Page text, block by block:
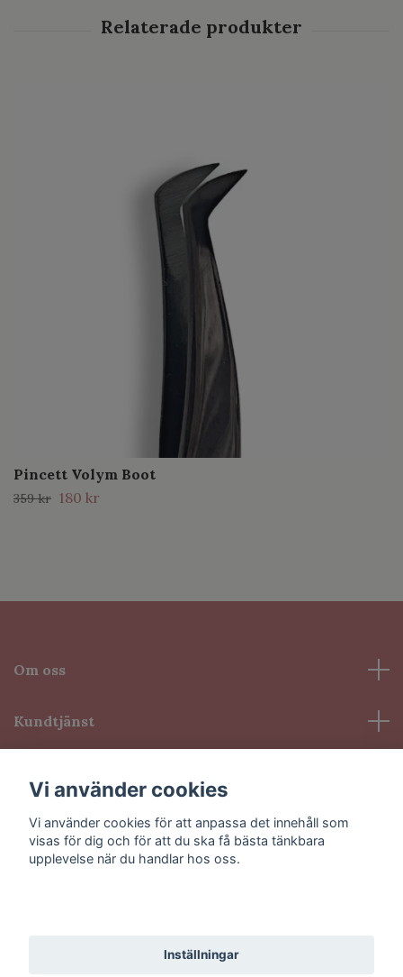
Pincett Volym Boot
359 kr 180 kr
Om oss
Kundtjänst
Sociala medier
© 2026 VioLash
Vi använder cookies
Vi använder cookies för att anpassa det innehåll som
visas för dig och för att du ska få bästa tänkbara
upplevelse när du handlar hos oss.
Inställningar